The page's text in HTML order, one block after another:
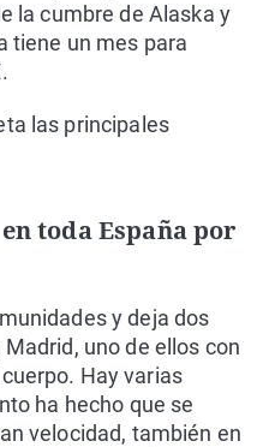
la cumbre de Alaska y
tiene un mes para
las principales
toda España por
y deja dos
uno de ellos con
Hay varias
ha hecho que se
velocidad, también en